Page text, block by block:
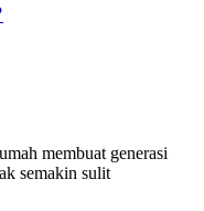
membuat generasi
semakin sulit